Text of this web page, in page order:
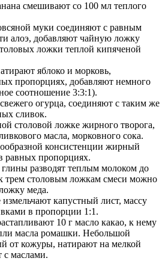
смешивают со 100 мл теплого
муки соединяют с равным
алоэ, добавляют чайную ложку
ложки теплой кипяченой
яблоко и морковь,
пропорциях, добавляют немного
соотношение 3:3:1).
огурца, соединяют с таким же
сливок.
столовой ложке жирного творога,
масла, морковного сока.
консистенции жирный
равных пропорциях.
разводят теплым молоком до
трем столовым ложкам смеси можно
меда.
капустный лист, массу
в пропорции 1:1.
10 г масло какао, к нему
масла ромашки. Небольшой
от кожуры, натирают на мелкой
с маслами.